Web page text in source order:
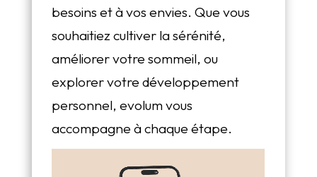
besoins et à vos envies. Que vous
souhaitiez cultiver la sérénité,
améliorer votre sommeil, ou
explorer votre développement
personnel, evolum vous
accompagne à chaque étape.